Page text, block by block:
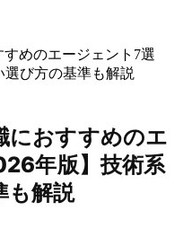
めのエージェント7選
選び方の基準も解説
におすすめのエ
年版】技術系
も解説